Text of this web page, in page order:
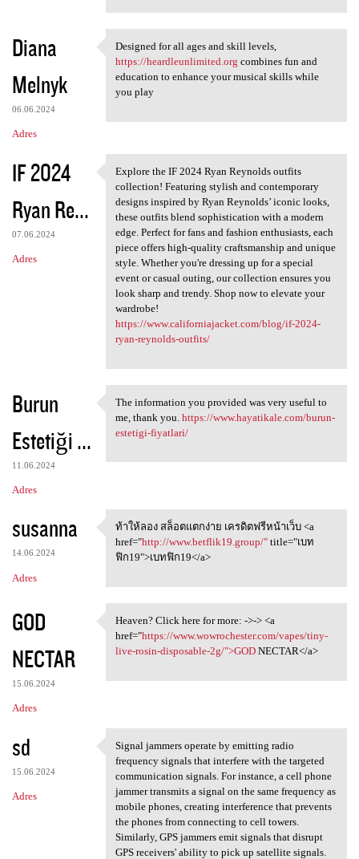
Diana
Melnyk
06.06.2024
Adres
Designed for all ages and
Designed for all ages and skill levels,
https://heardleunlimited.org combines fun and
education to enhance your musical skills while
you play
IF 2024
Ryan Re...
07.06.2024
Adres
Explore the IF 2024 Ryan
Explore the IF 2024 Ryan Reynolds outfits
collection! Featuring stylish and contemporary
designs inspired by Ryan Reynolds’ iconic looks,
these outfits blend sophistication with a modern
edge. Perfect for fans and fashion enthusiasts, each
piece offers high-quality craftsmanship and unique
style. Whether you're dressing up for a special
event or casual outing, our collection ensures you
look sharp and trendy. Shop now to elevate your
wardrobe!
https://www.californiajacket.com/blog/if-2024-
ryan-reynolds-outfits/
Burun
Estetiği ...
11.06.2024
Adres
The information you provided
The information you provided was very useful to
me, thank you. https://www.hayatikale.com/burun-
estetigi-fiyatlari/
susanna
14.06.2024
Adres
ท้าให้ลอง สล็อตแตกง่าย
ท้าให้ลอง สล็อตแตกง่าย เครดิตฟรีหน้าเว็บ <a
href="http://www.betflik19.group/"title="เบท
ฟิก19">เบทฟิก19</a>
GOD
NECTAR
15.06.2024
Adres
Heaven? Click here for more:
Heaven? Click here for more: ->-> <a
href="https://www.wowrochester.com/vapes/tiny-
live-rosin-disposable-2g/">GODNECTAR</a>
sd
15.06.2024
Adres
Signal jammers operate by
Signal jammers operate by emitting radio
frequency signals that interfere with the targeted
communication signals. For instance, a cell phone
jammer transmits a signal on the same frequency as
mobile phones, creating interference that prevents
the phones from connecting to cell towers.
Similarly, GPS jammers emit signals that disrupt
GPS receivers' ability to pick up satellite signals.